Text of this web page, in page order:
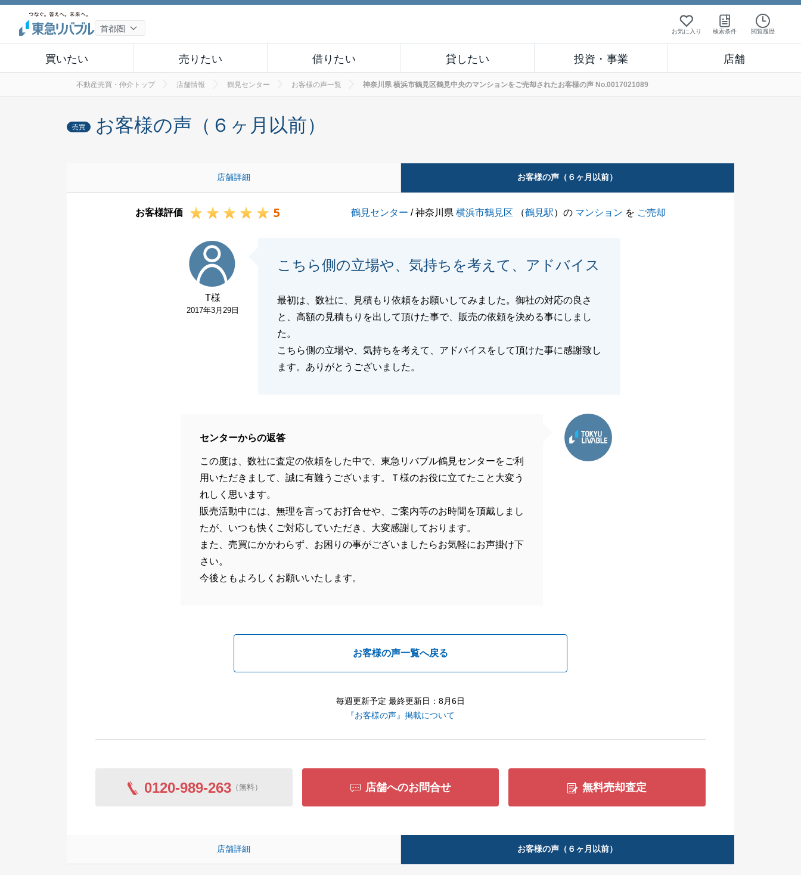
お気に入り 検索条件 閲覧履歴
買いたい 売りたい 借りたい 貸したい 投資・事業 店舗
不動産売買・仲介トップ 店舗情報 鶴見センター お客様の声一覧 神奈川県 横浜市鶴見区鶴見中央のマンションをご売却されたお客様の声 No.0017021089
売買 お客様の声（６ヶ月以前）
店舗詳細 お客様の声（６ヶ月以前）
お客様評価 5 鶴見センター / 神奈川県横浜市鶴見区 （鶴見駅）の マンション を ご売却
T様
2017年3月29日
こちら側の立場や、気持ちを考えて、アドバイス
最初は、数社に、見積もり依頼をお願いしてみました。御社の対応の良さ
と、高額の見積もりを出して頂けた事で、販売の依頼を決める事にしまし
た。
こちら側の立場や、気持ちを考えて、アドバイスをして頂けた事に感謝致し
ます。ありがとうございました。
センターからの返答
この度は、数社に査定の依頼をした中で、東急リバブル鶴見センターをご利
用いただきまして、誠に有難うございます。Ｔ様のお役に立てたこと大変う
れしく思います。
販売活動中には、無理を言ってお打合せや、ご案内等のお時間を頂戴しまし
たが、いつも快くご対応していただき、大変感謝しております。
また、売買にかかわらず、お困りの事がございましたらお気軽にお声掛け下
さい。
今後ともよろしくお願いいたします。
お客様の声一覧へ戻る
毎週更新予定 最終更新日：8月6日
『お客様の声』掲載について
0120-989-263（無料） 店舗へのお問合せ 無料売却査定
店舗詳細 お客様の声（６ヶ月以前）